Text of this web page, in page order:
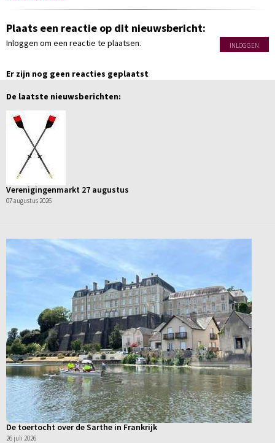
Plaats een reactie op dit nieuwsbericht:
Inloggen om een reactie te plaatsen. INLOGGEN
Er zijn nog geen reacties geplaatst
De laatste nieuwsberichten:
Verenigingenmarkt 27 augustus
07 augustus 2026
De toertocht over de Sarthe in Frankrijk
26 juli 2026